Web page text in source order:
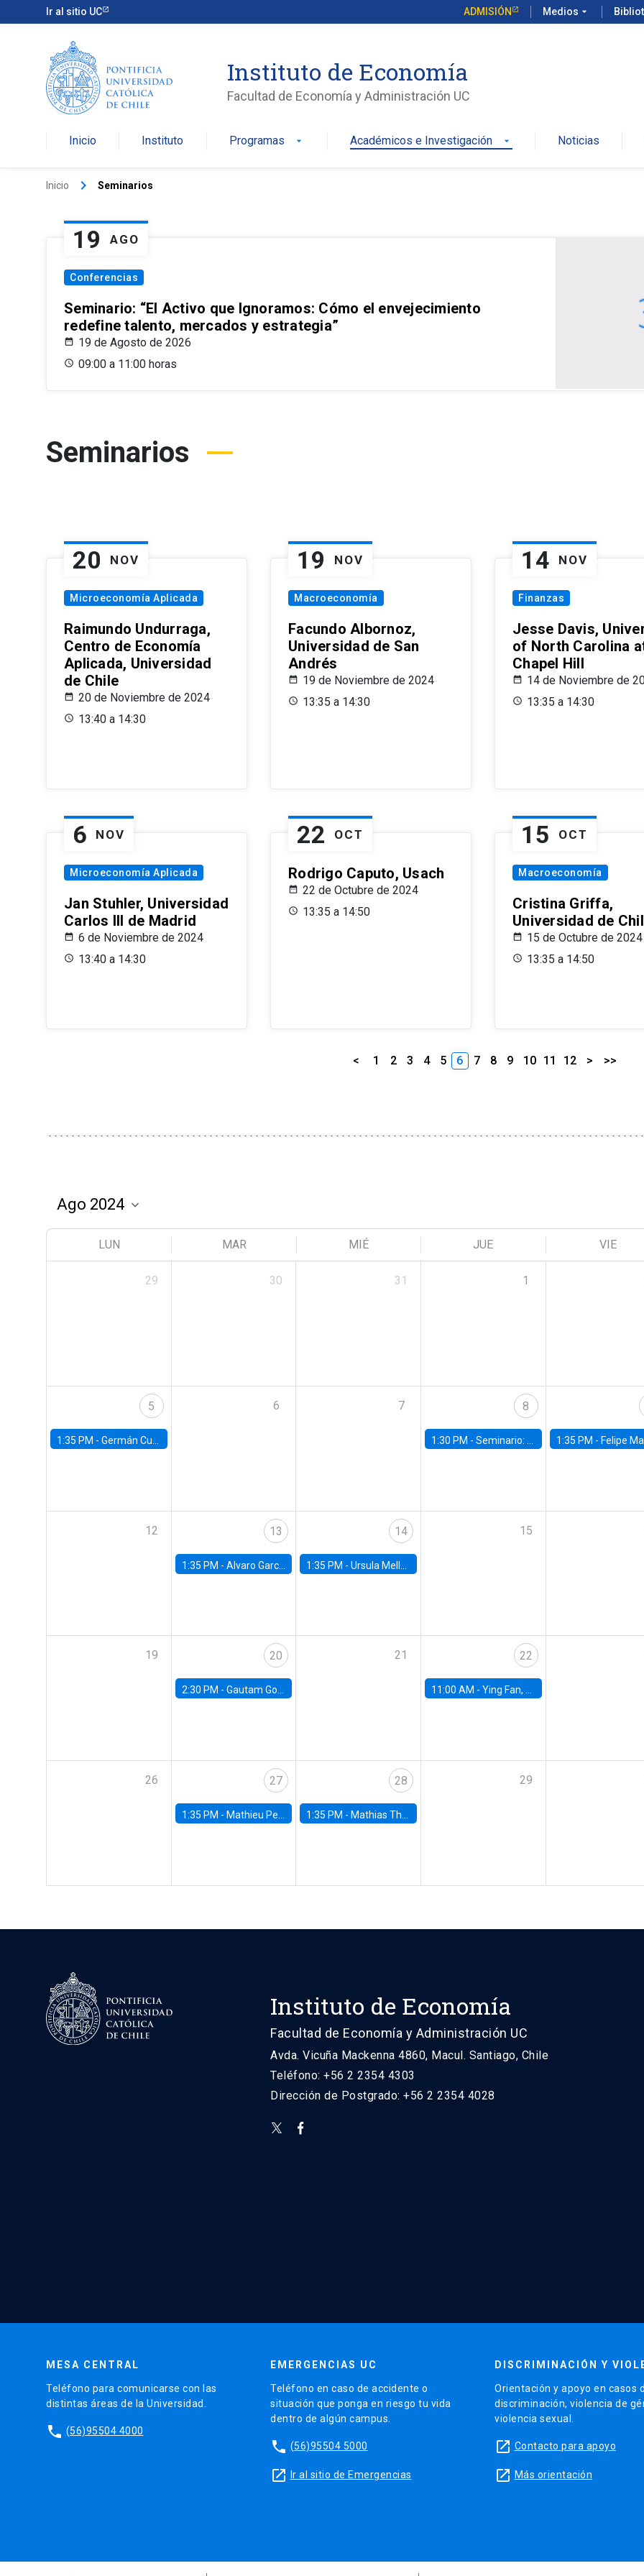
Ir al sitio UC ADMISIÓN Medios arrow_drop_down
Instituto de Economía
Facultad de Economía y Administración UC
Inicio Instituto Programas arrow_drop_down Académicos e Investigación arrow_drop_down Noticias
Inicio keyboard_arrow_right Seminarios
19 AGO
Conferencias
Seminario: “El Activo que Ignoramos: Cómo el envejecimiento
redefine talento, mercados y estrategia”
19 de Agosto de 2026
09:00 a 11:00 horas
Seminarios
20 NOV
Microeconomía Aplicada
Raimundo Undurraga,
Centro de Economía
Aplicada, Universidad
de Chile
20 de Noviembre de 2024
13:40 a 14:30
19 NOV
Macroeconomía
Facundo Albornoz,
Universidad de San
Andrés
19 de Noviembre de 2024
13:35 a 14:30
14 NOV
Finanzas
Jesse Davis,
of North Carolina
Chapel Hill
14 de Noviembre de
13:35 a 14:30
6 NOV
Microeconomía Aplicada
Jan Stuhler, Universidad
Carlos III de Madrid
6 de Noviembre de 2024
13:40 a 14:30
22 OCT
Rodrigo Caputo, Usach
22 de Octubre de 2024
13:35 a 14:50
15 OCT
Macroeconomía
Cristina Griffa,
Universidad de
15 de Octubre de 2024
13:35 a 14:50
< 1 2 3 4 5 6 7 8 9 10 11 12 > >>
LUN MAR MIÉ JUE VIE
29 30 31 1
5
1:35 PM - Germán Cubas, University of Houston
6 7 8
1:30 PM -Seminario: “Recuperando la humanidad para progresar en la era de la IA» 1:35 PM - Felipe Martínez, alumno Doctorado en
12 13
1:35 PM - Alvaro Garcia-Marin, Universidad de Los Andes
14
1:35 PM -Ursula Mello, Insper - Institute of Education and Research
15
19 20
2:30 PM - Gautam Gowrisankaran, Columbia University
21 22
11:00 AM -Ying Fan, University of Michigan
26 27
1:35 PM - Mathieu Pedemonte, IDB
28
1:35 PM - Mathias Thoenig, University of Lausanne
29
Instituto de Economía
Facultad de Economía y Administración UC
Avda. Vicuña Mackenna 4860, Macul. Santiago, Chile
Teléfono: +56 2 2354 4303
Dirección de Postgrado: +56 2 2354 4028
MESA CENTRAL
Teléfono para comunicarse con las
distintas áreas de la Universidad.
phone (56)95504 4000
EMERGENCIAS UC
Teléfono en caso de accidente o
situación que ponga en riesgo tu vida
dentro de algún campus.
phone (56)95504 5000
launch Ir al sitio de Emergencias
DISCRIMINACIÓN Y
Orientación y apoyo en casos
discriminación, violencia de
violencia sexual.
launch Contacto para apoyo
launch Más orientación